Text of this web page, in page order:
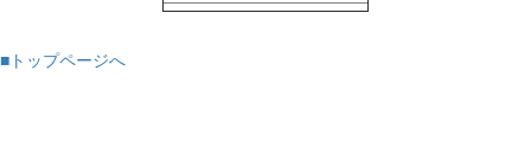
■トップページへ